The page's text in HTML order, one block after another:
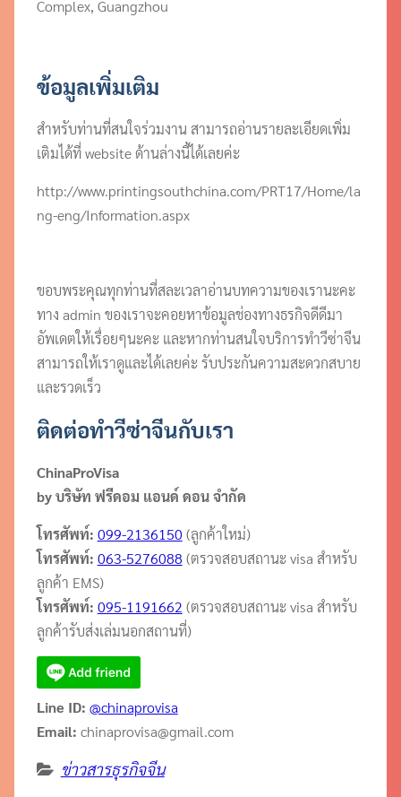
Complex, Guangzhou
ข้อมูลเพิ่มเติม
สำหรับท่านที่สนใจร่วมงาน สามารถอ่านรายละเอียดเพิ่ม
เติมได้ที่ website ด้านล่างนี้ได้เลยค่ะ
http://www.printingsouthchina.com/PRT17/Home/la
ng-eng/Information.aspx
ขอบพระคุณทุกท่านที่สละเวลาอ่านบทความของเรานะคะ
ทาง admin ของเราจะคอยหาข้อมูลช่องทางธรกิจดีดีมา
อัพเดตให้เรื่อยๆนะคะ และหากท่านสนใจบริการทำวีซ่าจีน
สามารถให้เราดูและได้เลยค่ะ รับประกันความสะดวกสบาย
และรวดเร็ว
ติดต่อทำวีซ่าจีนกับเรา
ChinaProVisa
by บริษัท ฟรีดอม แอนด์ ดอน จำกัด
โทรศัพท์: 099-2136150 (ลูกค้าใหม่)
โทรศัพท์: 063-5276088 (ตรวจสอบสถานะ visa สำหรับ
ลูกค้า EMS)
โทรศัพท์: 095-1191662 (ตรวจสอบสถานะ visa สำหรับ
ลูกค้ารับส่งเล่มนอกสถานที่)
Line ID: @chinaprovisa
Email: chinaprovisa@gmail.com
ข่าวสารธุรกิจจีน